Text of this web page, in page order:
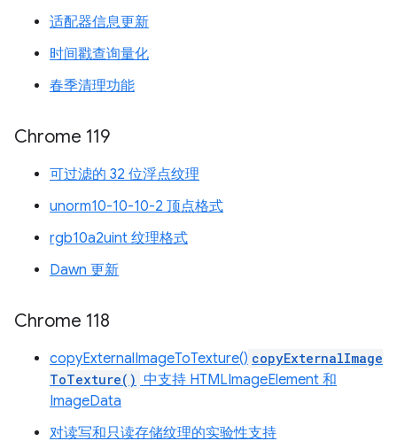
适配器信息更新
时间戳查询量化
春季清理功能
Chrome 119
可过滤的 32 位浮点纹理
unorm10-10-10-2 顶点格式
rgb10a2uint 纹理格式
Dawn 更新
Chrome 118
copyExternalImageToTexture() copyExternalImage
ToTexture() 中支持 HTMLImageElement 和
ImageData
对读写和只读存储纹理的实验性支持